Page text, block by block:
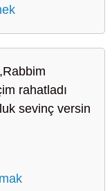
rahatladı
sevinç versin